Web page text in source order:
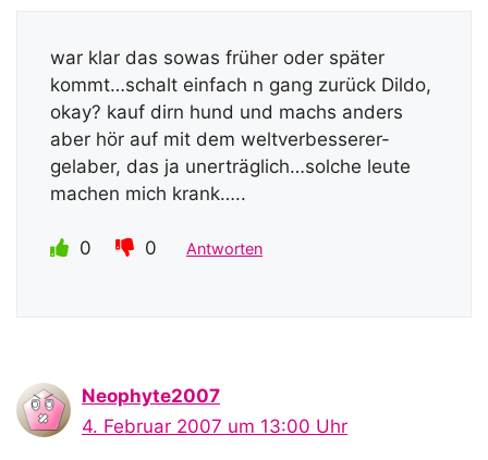
war klar das sowas früher oder später
kommt…schalt einfach n gang zurück Dildo,
okay? kauf dirn hund und machs anders
aber hör auf mit dem weltverbesserer-
gelaber, das ja unerträglich…solche leute
machen mich krank…..
0 0 Antworten
Neophyte2007
4. Februar 2007 um 13:00 Uhr